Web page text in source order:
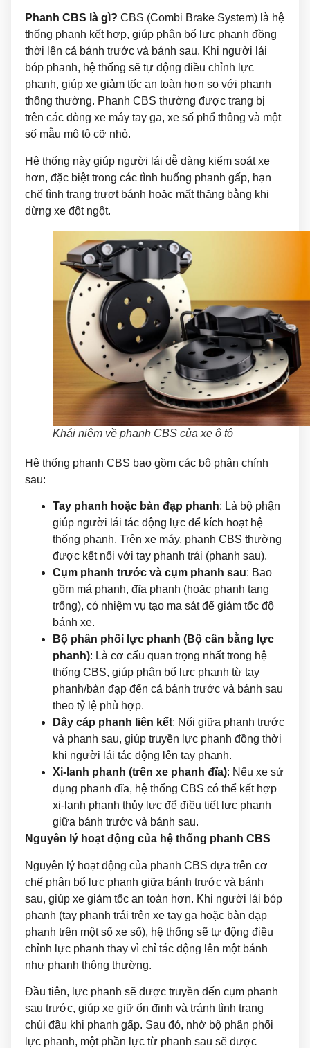
Phanh CBS là gì? CBS (Combi Brake System) là hệ
thống phanh kết hợp, giúp phân bổ lực phanh đồng
thời lên cả bánh trước và bánh sau. Khi người lái
bóp phanh, hệ thống sẽ tự động điều chỉnh lực
phanh, giúp xe giảm tốc an toàn hơn so với phanh
thông thường. Phanh CBS thường được trang bị
trên các dòng xe máy tay ga, xe số phổ thông và một
số mẫu mô tô cỡ nhỏ.
Hệ thống này giúp người lái dễ dàng kiểm soát xe
hơn, đặc biệt trong các tình huống phanh gấp, hạn
chế tình trạng trượt bánh hoặc mất thăng bằng khi
dừng xe đột ngột.
Khái niệm về phanh CBS của xe ô tô
Hệ thống phanh CBS bao gồm các bộ phận chính
sau:
Tay phanh hoặc bàn đạp phanh: Là bộ phận
giúp người lái tác động lực để kích hoạt hệ
thống phanh. Trên xe máy, phanh CBS thường
được kết nối với tay phanh trái (phanh sau).
Cụm phanh trước và cụm phanh sau: Bao
gồm má phanh, đĩa phanh (hoặc phanh tang
trống), có nhiệm vụ tạo ma sát để giảm tốc độ
bánh xe.
Bộ phân phối lực phanh (Bộ cân bằng lực
phanh): Là cơ cấu quan trọng nhất trong hệ
thống CBS, giúp phân bổ lực phanh từ tay
phanh/bàn đạp đến cả bánh trước và bánh sau
theo tỷ lệ phù hợp.
Dây cáp phanh liên kết: Nối giữa phanh trước
và phanh sau, giúp truyền lực phanh đồng thời
khi người lái tác động lên tay phanh.
Xi-lanh phanh (trên xe phanh đĩa): Nếu xe sử
dụng phanh đĩa, hệ thống CBS có thể kết hợp
xi-lanh phanh thủy lực để điều tiết lực phanh
giữa bánh trước và bánh sau.
Nguyên lý hoạt động của hệ thống phanh CBS
Nguyên lý hoạt động của phanh CBS dựa trên cơ
chế phân bổ lực phanh giữa bánh trước và bánh
sau, giúp xe giảm tốc an toàn hơn. Khi người lái bóp
phanh (tay phanh trái trên xe tay ga hoặc bàn đạp
phanh trên một số xe số), hệ thống sẽ tự động điều
chỉnh lực phanh thay vì chỉ tác động lên một bánh
như phanh thông thường.
Đầu tiên, lực phanh sẽ được truyền đến cụm phanh
sau trước, giúp xe giữ ổn định và tránh tình trạng
chúi đầu khi phanh gấp. Sau đó, nhờ bộ phân phối
lực phanh, một phần lực từ phanh sau sẽ được